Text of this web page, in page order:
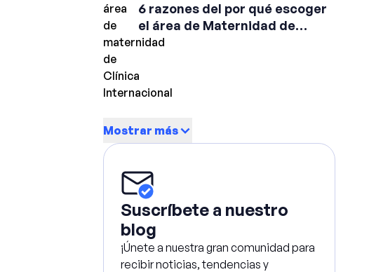
6 razones del por qué escoger
el área de Maternidad de
Clínica Internacional
Mostrar más
Suscríbete a nuestro
blog
¡Únete a nuestra gran comunidad para
recibir noticias, tendencias y